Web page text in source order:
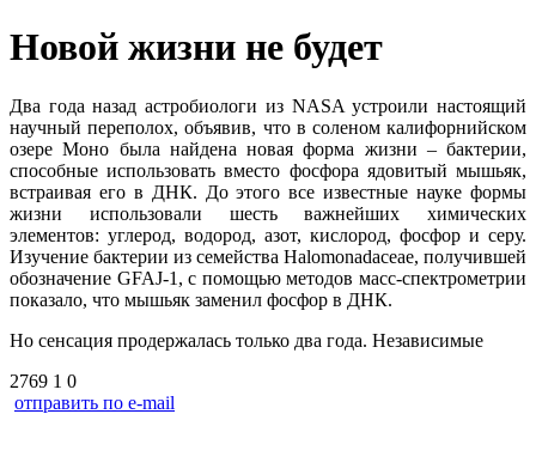
Новой жизни не будет
Два года назад астробиологи из NASA устроили настоящий
научный переполох, объявив, что в соленом калифорнийском
озере Моно была найдена новая форма жизни – бактерии,
способные использовать вместо фосфора ядовитый мышьяк,
встраивая его в ДНК. До этого все известные науке формы
жизни использовали шесть важнейших химических
элементов: углерод, водород, азот, кислород, фосфор и серу.
Изучение бактерии из семейства Halomonadaceae, получившей
обозначение GFAJ-1, с помощью методов масс-спектрометрии
показало, что мышьяк заменил фосфор в ДНК.
Но сенсация продержалась только два года. Независимые
2769 1 0
отправить по e-mail